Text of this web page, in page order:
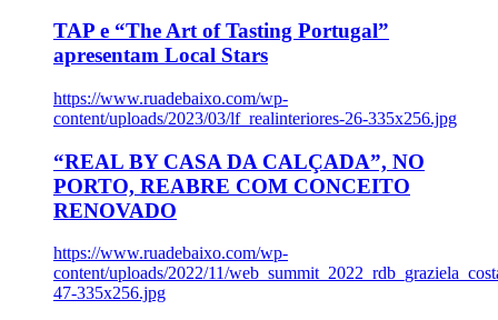
TAP e “The Art of Tasting Portugal”
apresentam Local Stars
https://www.ruadebaixo.com/wp-
content/uploads/2023/03/lf_realinteriores-26-335x256.jpg
“REAL BY CASA DA CALÇADA”, NO
PORTO, REABRE COM CONCEITO
RENOVADO
https://www.ruadebaixo.com/wp-
content/uploads/2022/11/
47-335x256.jpg